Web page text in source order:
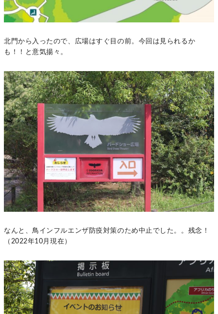
北門から入ったので、広場はすぐ目の前。今回は見られるか
も！！と意気揚々。
なんと、鳥インフルエンザ防疫対策のため中止でした。。残念！
（2022年10月現在）